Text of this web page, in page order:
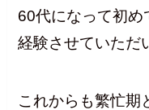
60代になって初め
経験させていただ
これからも繁忙期